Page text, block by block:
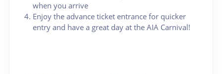
when you arrive
Enjoy the advance ticket entrance for quicker
entry and have a great day at the AIA Carnival!